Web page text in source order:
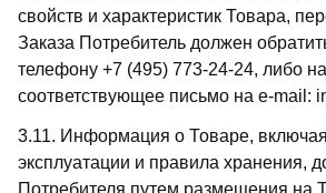
свойств и характеристик Товара,
Заказа Потребитель должен
телефону +7 (495) 773-24-24, либо
соответствующее письмо на e-mail:
3.11. Информация о Товаре,
эксплуатации и правила хранения,
Потребителя путем размещения на